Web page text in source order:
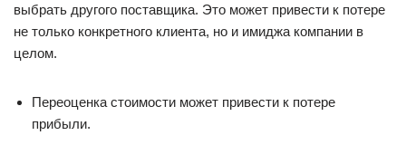
выбрать другого поставщика. Это может привести к потере
не только конкретного клиента, но и имиджа компании в
целом.
Переоценка стоимости может привести к потере
прибыли.